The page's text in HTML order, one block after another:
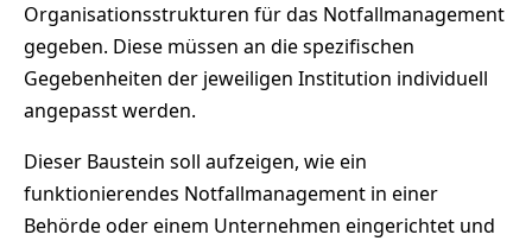
Organisationsstrukturen für das Notfallmanagement
gegeben. Diese müssen an die spezifischen
Gegebenheiten der jeweiligen Institution individuell
angepasst werden.
Dieser Baustein soll aufzeigen, wie ein
funktionierendes Notfallmanagement in einer
Behörde oder einem Unternehmen eingerichtet und